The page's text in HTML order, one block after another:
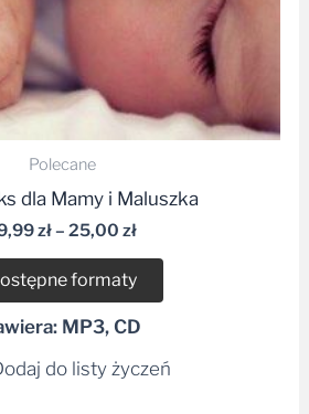
Polecane
Odtwarzacz
plików
dźwiękowych
dla Mamy i Maluszka
zł– 25,00 zł
formaty
MP3, CD
do listy życzeń